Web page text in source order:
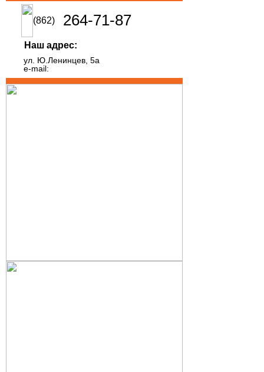
(862) 264-71-87
Наш адрес:
ул. Ю.Ленинцев, 5а
e-mail: